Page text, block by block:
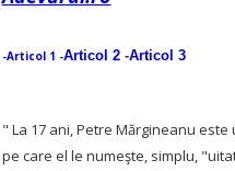
-Articol 1 -Articol 2-Articol 3
" La 17 ani, Petre Mărgineanu
pe care el le numeşte, simplu,